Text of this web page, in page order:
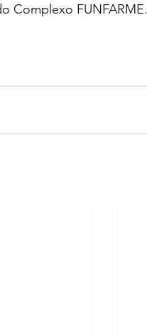
Complexo FUNFARME.